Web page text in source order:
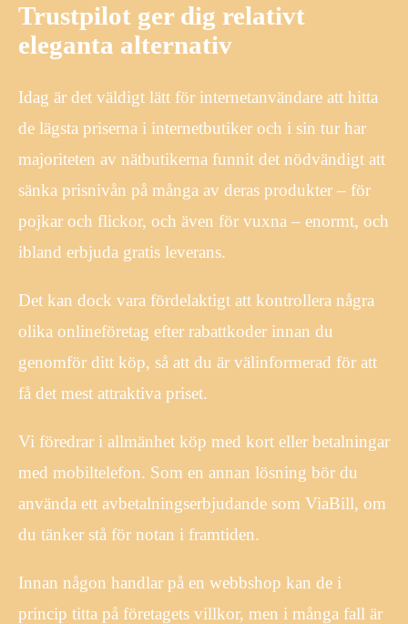
Trustpilot ger dig relativt
eleganta alternativ
Idag är det väldigt lätt för internetanvändare att hitta
de lägsta priserna i internetbutiker och i sin tur har
majoriteten av nätbutikerna funnit det nödvändigt att
sänka prisnivån på många av deras produkter – för
pojkar och flickor, och även för vuxna – enormt, och
ibland erbjuda gratis leverans.
Det kan dock vara fördelaktigt att kontrollera några
olika onlineföretag efter rabattkoder innan du
genomför ditt köp, så att du är välinformerad för att
få det mest attraktiva priset.
Vi föredrar i allmänhet köp med kort eller betalningar
med mobiltelefon. Som en annan lösning bör du
använda ett avbetalningserbjudande som ViaBill, om
du tänker stå för notan i framtiden.
Innan någon handlar på en webbshop kan de i
princip titta på företagets villkor, men i många fall är